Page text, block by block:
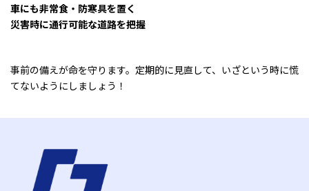
車にも非常食・防寒具を置く
災害時に通行可能な道路を把握
事前の備えが命を守ります。定期的に見直して、いざという時に慌
てないようにしましょう！